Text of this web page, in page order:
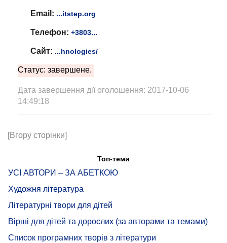
Email: ...itstep.org
Телефон: +3803...
Сайт: ...hnologies/
Статус: завершене.
Дата завершення дії оголошення: 2017-10-06
14:49:18
[Вгору сторінки]
Топ-теми
УСІ АВТОРИ – ЗА АБЕТКОЮ
Художня література
Літературні твори для дітей
Вірші для дітей та дорослих (за авторами та темами)
Список програмних творів з літератури